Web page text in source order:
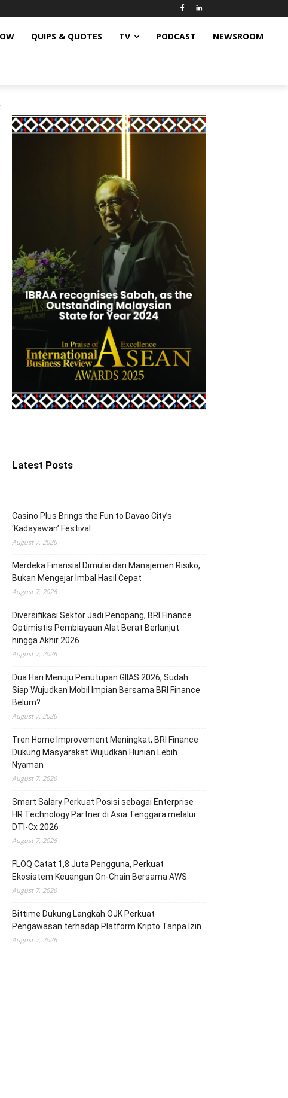
QUIPS & QUOTES TV PODCAST NEWSROOM
Latest Posts
Casino Plus Brings the Fun to Davao City’s
‘Kadayawan’ Festival
August 7, 2026
Merdeka Finansial Dimulai dari Manajemen Risiko,
Bukan Mengejar Imbal Hasil Cepat
August 7, 2026
Diversifikasi Sektor Jadi Penopang, BRI Finance
Optimistis Pembiayaan Alat Berat Berlanjut
hingga Akhir 2026
August 7, 2026
Dua Hari Menuju Penutupan GIIAS 2026, Sudah
Siap Wujudkan Mobil Impian Bersama BRI Finance
Belum?
August 7, 2026
Tren Home Improvement Meningkat, BRI Finance
Dukung Masyarakat Wujudkan Hunian Lebih
Nyaman
August 7, 2026
Smart Salary Perkuat Posisi sebagai Enterprise
HR Technology Partner di Asia Tenggara melalui
DTI-Cx 2026
August 7, 2026
FLOQ Catat 1,8 Juta Pengguna, Perkuat
Ekosistem Keuangan On-Chain Bersama AWS
August 7, 2026
Bittime Dukung Langkah OJK Perkuat
Pengawasan terhadap Platform Kripto Tanpa Izin
August 7, 2026